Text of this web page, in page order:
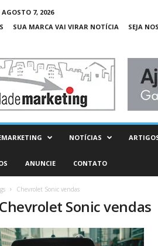
AGOSTO 7, 2026
SUA MARCA VAI VIRAR NOTÍCIA SEJA
NOTÍCIAS
ANUNCIE CONTATO
Chevrolet Sonic vendas
Sonic vendas